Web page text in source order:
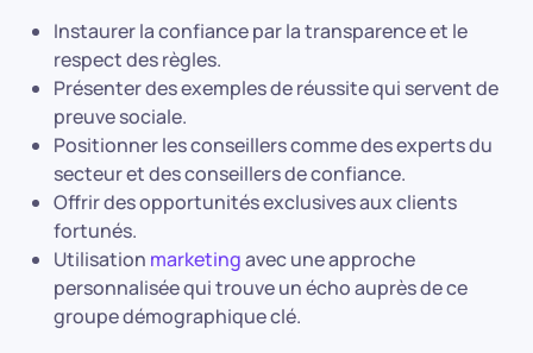
Instaurer la confiance par la transparence et le
respect des règles.
Présenter des exemples de réussite qui servent de
preuve sociale.
Positionner les conseillers comme des experts du
secteur et des conseillers de confiance.
Offrir des opportunités exclusives aux clients
fortunés.
Utilisation marketingavec une approche
personnalisée qui trouve un écho auprès de ce
groupe démographique clé.